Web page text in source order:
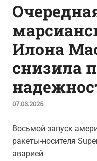
Илона
снизила
07.03.2025
Восьмой запуск
ракеты-носителя
аварией